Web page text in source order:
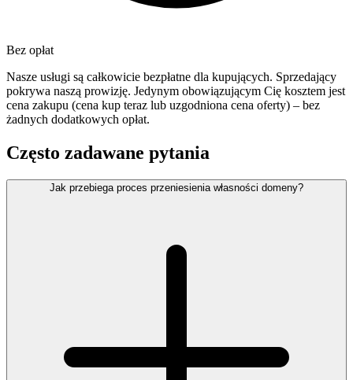
Bez opłat
Nasze usługi są całkowicie bezpłatne dla kupujących. Sprzedający
pokrywa naszą prowizję. Jedynym obowiązującym Cię kosztem jest
cena zakupu (cena kup teraz lub uzgodniona cena oferty) – bez
żadnych dodatkowych opłat.
Często zadawane pytania
Jak przebiega proces przeniesienia własności domeny?